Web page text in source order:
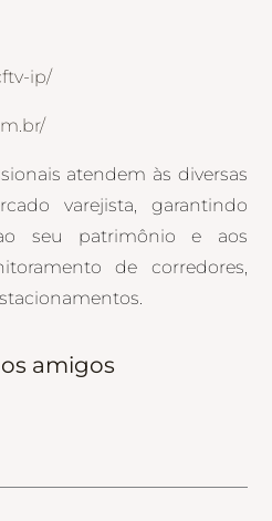
ip/
atendem às diversas
varejista, garantindo
seu patrimônio e aos
de corredores,
amigos